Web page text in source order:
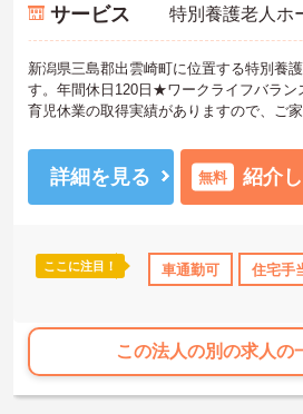
日勤のみ 年間休日110日以上 産休
サービス
新潟県三島郡出雲崎町に位置する特別養
す。年間休日120日★ワークライフバラン
育児休業の取得実績がありますので、ご
ご案内しますのでお気軽にご相談くださ
詳細を見る 無料 紹介
ここに注目！ 車通勤可 住宅手
この法人の別の求人の